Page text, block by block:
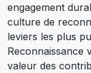
engagement
culture de
leviers les plus
Reconnaissance
valeur des